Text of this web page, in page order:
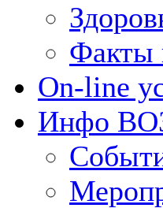
Факты
On-line
Инфо